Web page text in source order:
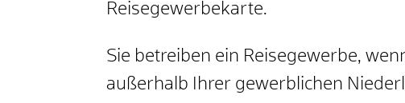
Reisegewerbekarte.
Sie betreiben ein Reisegewerbe,
außerhalb Ihrer gewerblichen